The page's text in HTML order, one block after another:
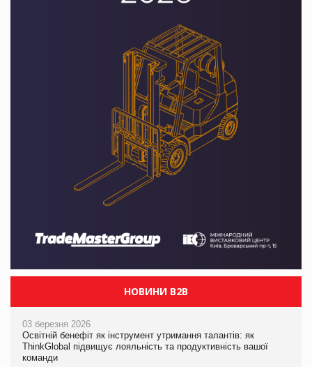
НОВИНИ B2B
03 березня 2026
Освітній бенефіт як інструмент утримання талантів: як
ThinkGlobal підвищує лояльність та продуктивність вашої
команди